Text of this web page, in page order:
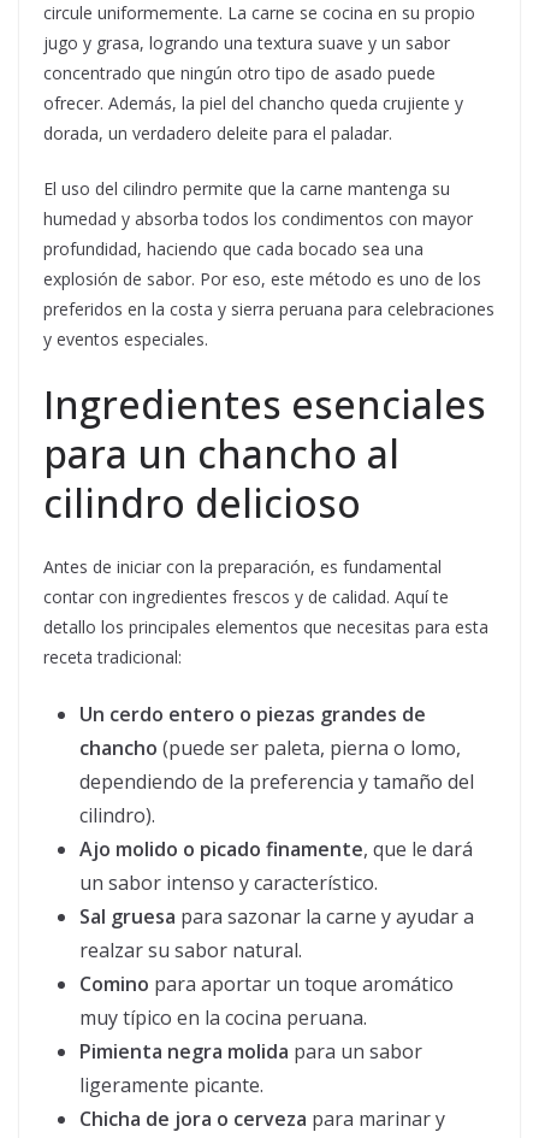
circule uniformemente. La carne se cocina en su propio
jugo y grasa, logrando una textura suave y un sabor
concentrado que ningún otro tipo de asado puede
ofrecer. Además, la piel del chancho queda crujiente y
dorada, un verdadero deleite para el paladar.
El uso del cilindro permite que la carne mantenga su
humedad y absorba todos los condimentos con mayor
profundidad, haciendo que cada bocado sea una
explosión de sabor. Por eso, este método es uno de los
preferidos en la costa y sierra peruana para celebraciones
y eventos especiales.
Ingredientes esenciales
para un chancho al
cilindro delicioso
Antes de iniciar con la preparación, es fundamental
contar con ingredientes frescos y de calidad. Aquí te
detallo los principales elementos que necesitas para esta
receta tradicional:
Un cerdo entero o piezas grandes de
chancho (puede ser paleta, pierna o lomo,
dependiendo de la preferencia y tamaño del
cilindro).
Ajo molido o picado finamente, que le dará
un sabor intenso y característico.
Sal gruesa para sazonar la carne y ayudar a
realzar su sabor natural.
Comino para aportar un toque aromático
muy típico en la cocina peruana.
Pimienta negra molida para un sabor
ligeramente picante.
Chicha de jora o cerveza para marinar y